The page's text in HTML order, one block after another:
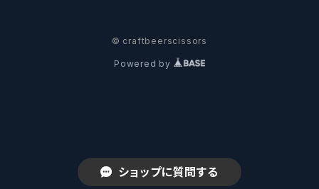
ショップに質問する
サンクトガーレン - Sankt Gallen
大山Gビール -Daisen G Beer
Hop Nation ホップネーション
Burley -バーリーオーク
Sandford Orchards - オーチャード
8 Wired エイトワイアード
Dainton デイントン
ODIN BREWING オディン
LTM レ トロワ ムスクテール
© craftbeerscissors
Powered by